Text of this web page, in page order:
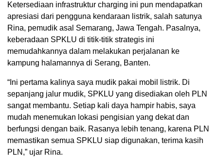
Ketersediaan infrastruktur charging ini pun mendapatkan
apresiasi dari pengguna kendaraan listrik, salah satunya
Rina, pemudik asal Semarang, Jawa Tengah. Pasalnya,
keberadaan SPKLU di titik-titik strategis ini
memudahkannya dalam melakukan perjalanan ke
kampung halamannya di Serang, Banten.
“Ini pertama kalinya saya mudik pakai mobil listrik. Di
sepanjang jalur mudik, SPKLU yang disediakan oleh PLN
sangat membantu. Setiap kali daya hampir habis, saya
mudah menemukan lokasi pengisian yang dekat dan
berfungsi dengan baik. Rasanya lebih tenang, karena PLN
memastikan semua SPKLU siap digunakan, terima kasih
PLN,” ujar Rina.